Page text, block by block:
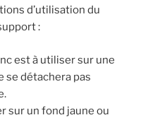
d’utilisation du
:
est à utiliser sur une
se détachera pas
sur un fond jaune ou